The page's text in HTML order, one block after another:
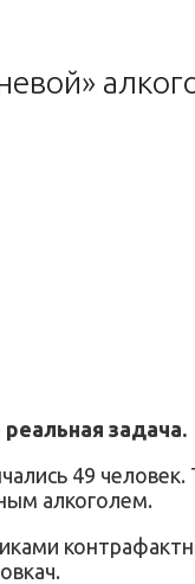
задача.
49
алкоголем.